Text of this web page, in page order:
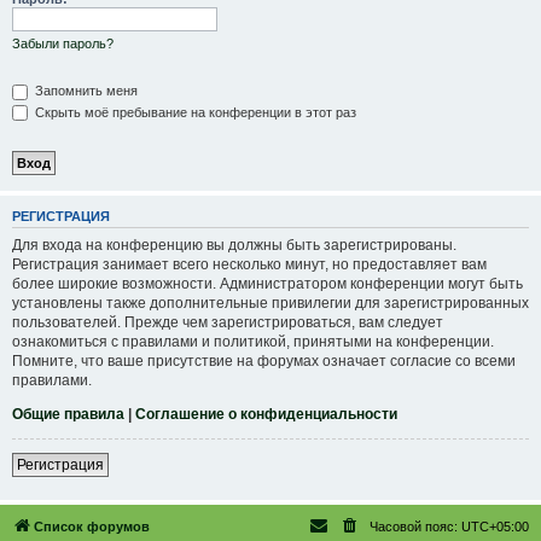
Забыли пароль?
Запомнить меня
Скрыть моё пребывание на конференции в этот раз
РЕГИСТРАЦИЯ
Для входа на конференцию вы должны быть зарегистрированы.
Регистрация занимает всего несколько минут, но предоставляет вам
более широкие возможности. Администратором конференции могут быть
установлены также дополнительные привилегии для зарегистрированных
пользователей. Прежде чем зарегистрироваться, вам следует
ознакомиться с правилами и политикой, принятыми на конференции.
Помните, что ваше присутствие на форумах означает согласие со всеми
правилами.
Общие правила | Соглашение о конфиденциальности
Регистрация
Список форумов Часовой пояс: UTC+05:00